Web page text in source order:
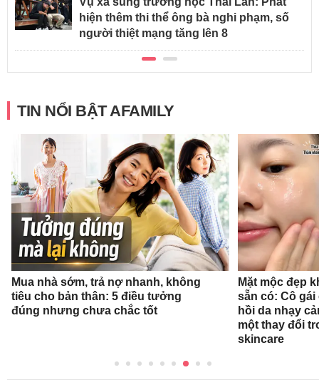
hiện thêm thi thể ông bà nghi phạm, số
người thiệt mạng tăng lên 8
TIN NỔI BẬT AFAMILY
Mua nhà sớm, trả nợ nhanh, không
tiêu cho bản thân: 5 điều tưởng
đúng nhưng chưa chắc tốt
Mặt mộc đẹp
sẵn có: Cô
hồi da nhạy
một thay đổi
skincare